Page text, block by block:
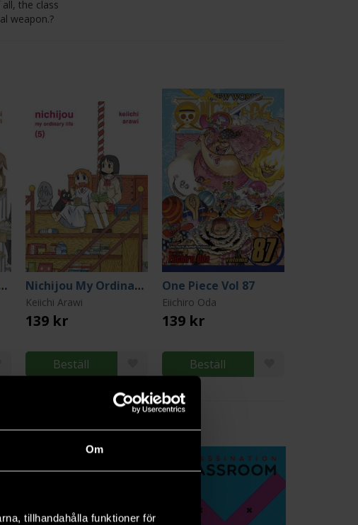
Om
tillhandahålla funktioner för
the class
weapon.?
Life, 1 Nichijou My Ordinary Life, 5
Keiichi Arawi
139 kr
Beställ
One Piece Vol 87
Eiichiro Oda
139 kr
Beställ